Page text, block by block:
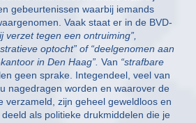
gebeurtenissen waarbij iemands
Vaak staat er in de BVD-
verzet tegen een ontruiming”,
optocht” of “deelgenomen aan
in Den Haag”. Van “strafbare
geen sprake. Integendeel, veel van
nagedragen worden en waarover de
verzameld, zijn geheel geweldloos en
als politieke drukmiddelen die je